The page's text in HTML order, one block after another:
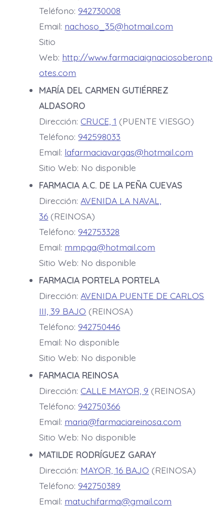
Teléfono: 942730008
Email: nachoso_35@hotmail.com
Sitio
Web: http://www.farmaciaignaciosoberonp
otes.com
MARÍA DEL CARMEN GUTIÉRREZ
ALDASORO
Dirección: CRUCE, 1 (PUENTE VIESGO)
Teléfono: 942598033
Email: lafarmaciavargas@hotmail.com
Sitio Web: No disponible
FARMACIA A.C. DE LA PEÑA CUEVAS
Dirección:AVENIDA LA NAVAL,
36 (REINOSA)
Teléfono: 942753328
Email: mmpga@hotmail.com
Sitio Web: No disponible
FARMACIA PORTELA PORTELA
Dirección:AVENIDA PUENTE DE CARLOS
III, 39 BAJO (REINOSA)
Teléfono: 942750446
Email: No disponible
Sitio Web: No disponible
FARMACIA REINOSA
Dirección: CALLE MAYOR, 9 (REINOSA)
Teléfono: 942750366
Email: maria@farmaciareinosa.com
Sitio Web: No disponible
MATILDE RODRÍGUEZ GARAY
Dirección: MAYOR, 16 BAJO (REINOSA)
Teléfono: 942750389
Email: matuchifarma@gmail.com